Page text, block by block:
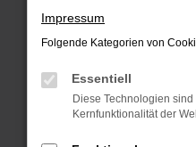
nach Würzburg
Schön, dass du uns
dieser Gelegenheit
Impressum
Folgende Kategorien von
Essentiell
Diese Technologien
Kernfunktionalität der